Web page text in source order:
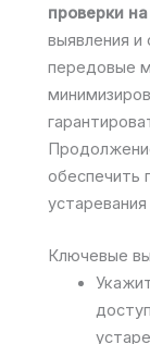
проверки
выявления
передовые
обеспечить
Ключевые